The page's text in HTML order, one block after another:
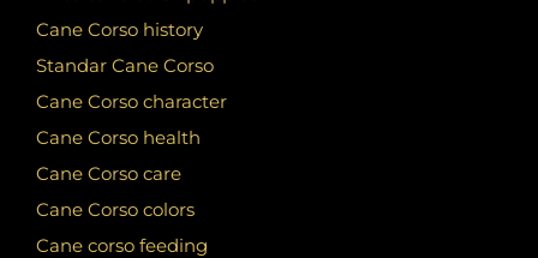
Cane Corso history
Standar Cane Corso
Cane Corso character
Cane Corso health
Cane Corso care
Cane Corso colors
Cane corso feeding